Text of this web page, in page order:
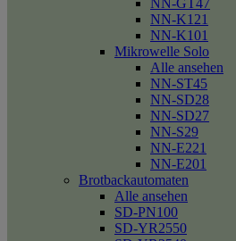
NN-GT47
NN-K121
NN-K101
Mikrowelle Solo
Alle ansehen
NN-ST45
NN-SD28
NN-SD27
NN-S29
NN-E221
NN-E201
Brotbackautomaten
Alle ansehen
SD-PN100
SD-YR2550